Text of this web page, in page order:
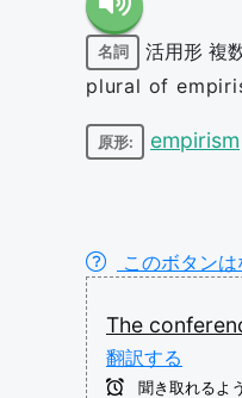
名詞 活用形 複
plural of
原形: empirism
このボタンは
The
翻訳する
聞き取れるよ